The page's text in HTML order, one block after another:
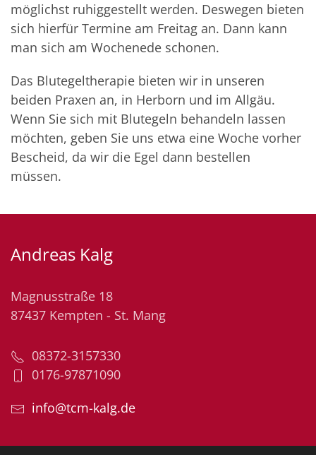
möglichst ruhiggestellt werden. Deswegen bieten
sich hierfür Termine am Freitag an. Dann kann
man sich am Wochenede schonen.
Das Blutegeltherapie bieten wir in unseren
beiden Praxen an, in Herborn und im Allgäu.
Wenn Sie sich mit Blutegeln behandeln lassen
möchten, geben Sie uns etwa eine Woche vorher
Bescheid, da wir die Egel dann bestellen
müssen.
Andreas Kalg
Magnusstraße 18
87437 Kempten - St. Mang
08372-3157330
0176-97871090
info@tcm-kalg.de